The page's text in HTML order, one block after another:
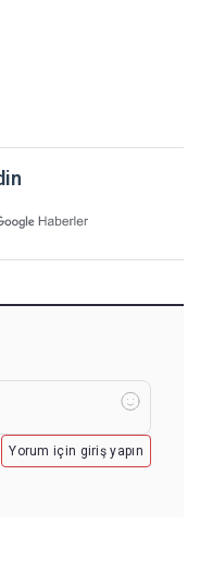
Yorum için giriş yapın